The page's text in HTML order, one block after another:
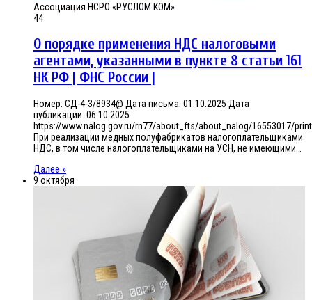
Ассоциация НСРО «РУСЛОМ.КОМ»
44
О порядке применения НДС налоговыми
агентами, указанными в пункте 8 статьи 161
НК РФ | ФНС России |
Номер: СД-4-3/8934@ Дата письма: 01.10.2025 Дата
публикации: 06.10.2025
https://www.nalog.gov.ru/rn77/about_fts/about_nalog/16553017/
При реализации медных полуфабрикатов налогоплательщиками
НДС, в том числе налогоплательщиками на УСН, не имеющими…
Далее »
9 октября